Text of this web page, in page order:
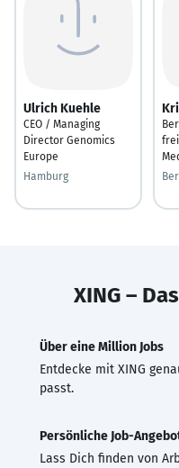
Ulrich Kuehle
CEO / Managing
Director Genomics
Europe
Hamburg
XING –
Über eine Million Jobs
Entdecke mit XING
passt.
Persönliche Job-
Lass Dich finden von